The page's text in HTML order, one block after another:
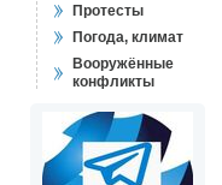
Протесты
Погода, климат
Вооружённые
конфликты